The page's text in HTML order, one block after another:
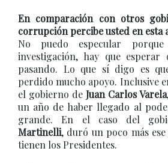
En comparación con otros
corrupción percibe usted en esta
No puedo especular
investigación, hay que esperar
pasando. Lo que sí digo es
perdido mucho apoyo. Inclusive
el gobierno de Juan Carlos Varela
un año de haber llegado al
grande. En el caso del
Martinelli, duró un poco más
tienen los Presidentes.